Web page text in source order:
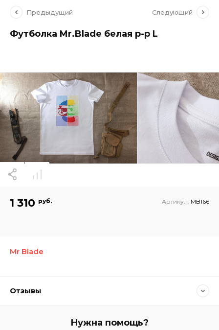
Предыдущий Следующий
Футболка Mr.Blade белая р-р L
Mr Blade
1 310 руб. Артикул: MB166
Отзывы
Нужна помощь?